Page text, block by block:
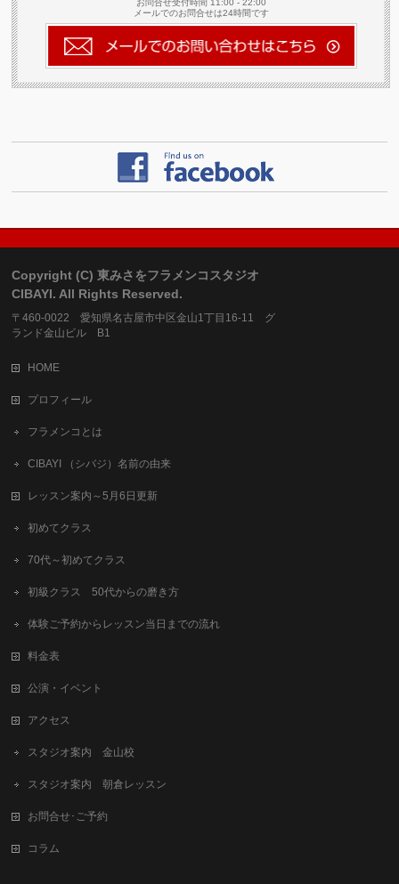
お問合せ受付時間 11:00 - 22:00
メールでのお問合せは24時間です
Copyright (C) 東みさをフラメンコスタジオ
CIBAYI. All Rights Reserved.
〒460-0022 愛知県名古屋市中区金山1丁目16-11 グ
ランド金山ビル B1
HOME
プロフィール
フラメンコとは
CIBAYI （シバジ）名前の由来
レッスン案内～5月6日更新
初めてクラス
70代～初めてクラス
初級クラス 50代からの磨き方
体験ご予約からレッスン当日までの流れ
料金表
公演・イベント
アクセス
スタジオ案内 金山校
スタジオ案内 朝倉レッスン
お問合せ･ご予約
コラム